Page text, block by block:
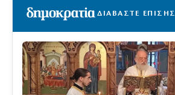
ΔΙΑΒΑΣΤΕ ΕΠΙΣΗΣ